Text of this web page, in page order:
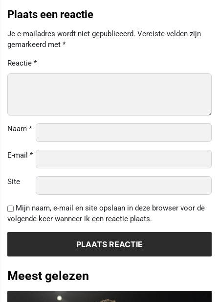
Plaats een reactie
Je e-mailadres wordt niet gepubliceerd. Vereiste velden zijn
gemarkeerd met *
Reactie *
Naam *
E-mail *
Site
Mijn naam, e-mail en site opslaan in deze browser voor de
volgende keer wanneer ik een reactie plaats.
Meest gelezen